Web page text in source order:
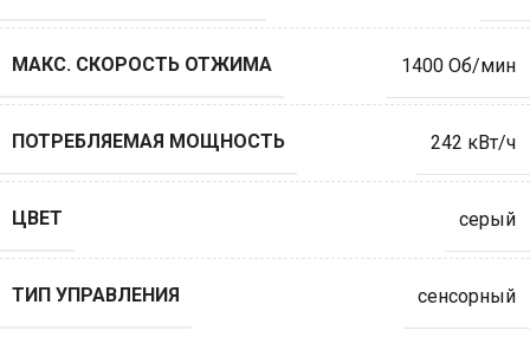
МАКС. СКОРОСТЬ ОТЖИМА 1400 Об/мин
ПОТРЕБЛЯЕМАЯ МОЩНОСТЬ 242 кВт/ч
ЦВЕТ серый
ТИП УПРАВЛЕНИЯ cенсорный